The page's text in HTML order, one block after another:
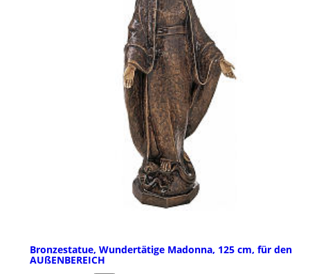
Bronzestatue, Wundertätige Madonna, 125 cm, für den
AUßENBEREICH